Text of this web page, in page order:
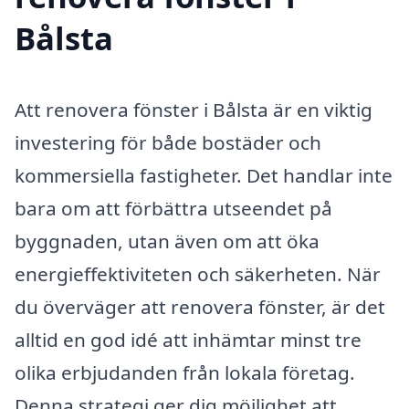
Bålsta
Att renovera fönster i Bålsta är en viktig
investering för både bostäder och
kommersiella fastigheter. Det handlar inte
bara om att förbättra utseendet på
byggnaden, utan även om att öka
energieffektiviteten och säkerheten. När
du överväger att renovera fönster, är det
alltid en god idé att inhämtar minst tre
olika erbjudanden från lokala företag.